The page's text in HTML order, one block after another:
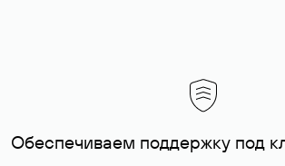
Обеспечиваем поддержку под